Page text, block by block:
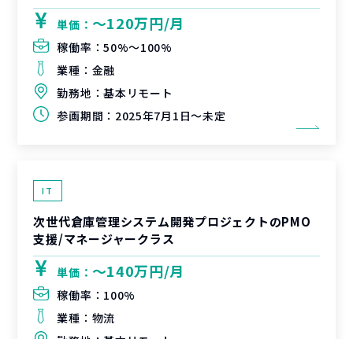
単価： 〜120万円/月
稼働率：50%〜100%
業種： 金融
勤務地：基本リモート
参画期間： 2025年7月1日～未定
IT
次世代倉庫管理システム開発プロジェクトのPMO
支援/マネージャークラス
単価： 〜140万円/月
稼働率： 100%
業種： 物流